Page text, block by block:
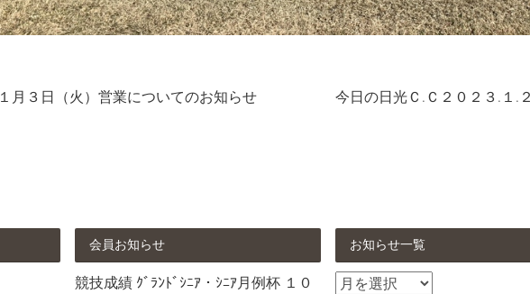
１月３日（火）営業についてのお知らせ 今日の日光Ｃ.Ｃ２０２３.１.
会員お知らせ
競技成績 ｸﾞﾗﾝﾄﾞｼﾆｱ・ｼﾆｱ月例杯 １０
お知らせ一覧
お